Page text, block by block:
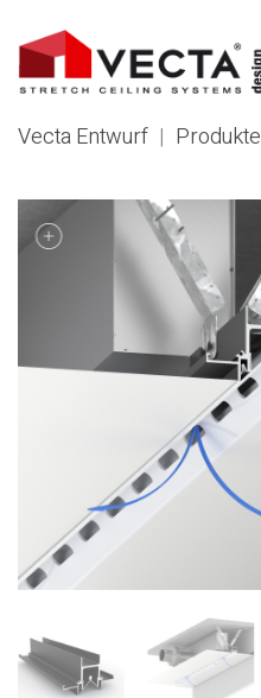
Vecta Entwurf | Produkte